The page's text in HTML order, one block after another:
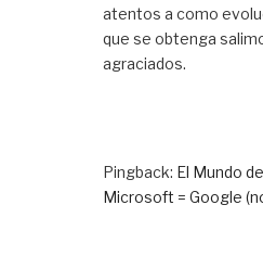
atentos a como
que se obtenga
agraciados.
Pingback: El Mundo
Microsoft = Google